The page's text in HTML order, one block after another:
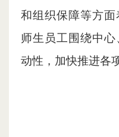
和组织保障等方
师生员工围绕中
动性，加快推进各